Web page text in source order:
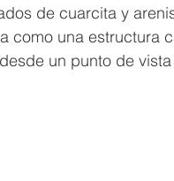
de cuarcita y
como una estructura
un punto de